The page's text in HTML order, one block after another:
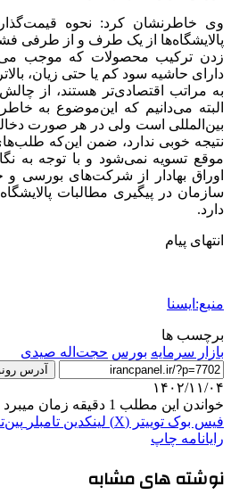
وی خاطرنشان کرد: نحوه
پالایشگاه‌ها از یک طرف و از طرفی
زدن ترکیب محصولات که موجب
دارای حاشیه‌ سود کم یا حتی زیان،
به مراتب اقتصادی‌تر هستند، از
البته می‌دانیم که این‌موضوع به
بین‌المللی است ولی در هر صورت
نتیجه‌ خوبی ندارد، ضمن این‌که
موقع تسویه نمی‌شود و با توجه به
اوراق بهادار از شرکت‌های بورسی
سازمان در پیگیری مطالبات
دارد.
انتهای پیام
منبع:ایسنا
برچسب ها
بازار سرمايه بورس حجت‌اله صیدی
آدرس
۱۴۰۲/۱۱/۰۴
خواندن این مطلب 1 دقیقه زمان میبرد
فیس بوک توییتر (X) لینکدین ‫تامبلر
رایانامه چاپ
نوشته های مشابه